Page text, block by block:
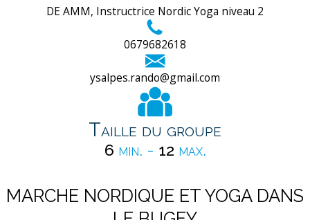
DE AMM, Instructrice Nordic Yoga niveau 2
0679682618
ysalpes.rando@gmail.com
Taille du groupe
6 min. - 12 max.
MARCHE NORDIQUE ET YOGA DANS